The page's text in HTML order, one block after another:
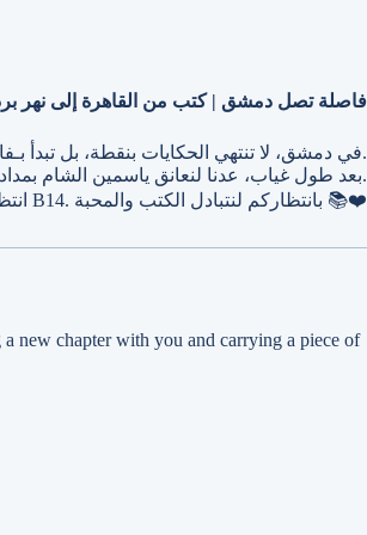
فاصلة تصل دمشق | كتب من القاهرة إلى نهر
في دمشق، لا تنتهي الحكايات بنقطة، بل تبدأ بـفاصلة.
بعد طول غياب، عدنا لنعانق ياسمين الشام بمداد القاهرة. نحن الآن في قلب معرض دمشق الدولي للكتاب، نكتب معكم فصلًا جديدًا، ونحمل في كل كتاب قطعة من روح النيل لنُهديها لنهر بردى.
انتظرناكم طويلًا، فلا تتأخروا عنا. 📍 تجدونا في قاعة 2، جناح B14. بانتظاركم لنتبادل الكتب والمحبة 📚❤️
new chapter with you and carrying a piece of